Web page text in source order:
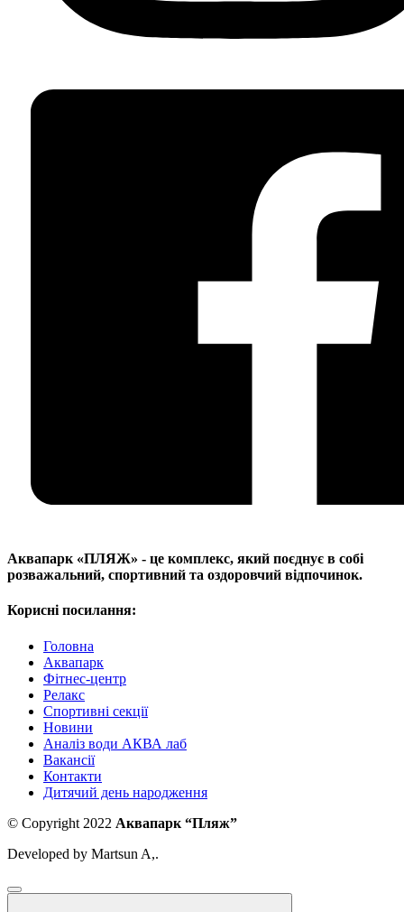
Аквапарк «ПЛЯЖ» - це комплекс, який поєднує в собі
розважальний, спортивний та оздоровчий відпочинок.
Корисні посилання:
Головна
Аквапарк
Фітнес-центр
Релакс
Спортивні секції
Новини
Аналіз води АКВА лаб​
Вакансії
Контакти
Дитячий день народження
© Copyright 2022 Аквапарк “Пляж”
Developed by Martsun A,.